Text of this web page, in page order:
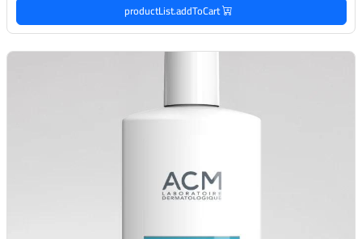
productList.addToCart